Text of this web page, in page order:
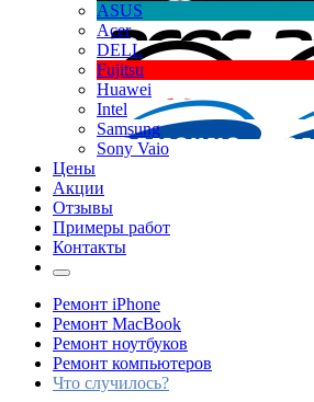
ASUS
Acer
DELL
Fujitsu
Huawei
Intel
Samsung
Sony Vaio
Цены
Акции
Отзывы
Примеры работ
Контакты
Ремонт iPhone
Ремонт MacBook
Ремонт ноутбуков
Ремонт компьютеров
Что случилось?